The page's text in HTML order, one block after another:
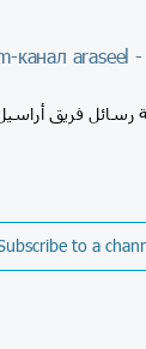
رسائل فريق
to a